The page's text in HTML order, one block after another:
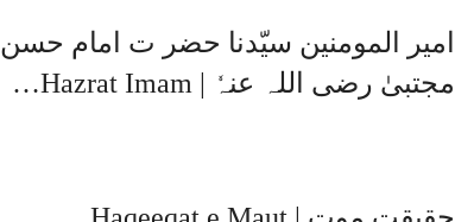
امیر المومنین سیّدنا حضر ت امام حسن
مجتبیٰ رضی اللہ عنہٗ | Hazrat Imam…